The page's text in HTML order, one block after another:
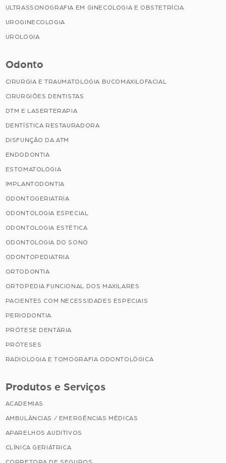
ULTRASSONOGRAFIA EM GINECOLOGIA E OBSTETRÍCIA
UROGINECOLOGIA
UROLOGIA
Odonto
CIRURGIA E TRAUMATOLOGIA BUCOMAXILOFACIAL
CIRURGIÕES DENTISTAS
DTM E LASERTERAPIA
DENTÍSTICA RESTAURADORA
DISFUNÇÃO DA ATM
ENDODONTIA
ESTOMATOLOGIA
IMPLANTODONTIA
ODONTOGERIATRIA
ODONTOLOGIA ESPECIAL
ODONTOLOGIA ESTÉTICA
ODONTOLOGIA DO SONO
ODONTOPEDIATRIA
ORTODONTIA
ORTOPEDIA FUNCIONAL DOS MAXILARES
PACIENTES COM NECESSIDADES ESPECIAIS
PERIODONTIA
PRÓTESE DENTÁRIA
PRÓTESES
RADIOLOGIA E TOMOGRAFIA ODONTOLÓGICA
Produtos e Serviços
ACADEMIAS
AMBULÂNCIAS / EMERGÊNCIAS MÉDICAS
APARELHOS AUDITIVOS
CLÍNICA GERIÁTRICA